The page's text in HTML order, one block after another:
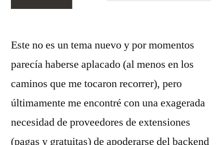
Este no es un tema nuevo y por momentos
parecía haberse aplacado (al menos en los
caminos que me tocaron recorrer), pero
últimamente me encontré con una exagerada
necesidad de proveedores de extensiones
(pagas y gratuitas) de apoderarse del backend